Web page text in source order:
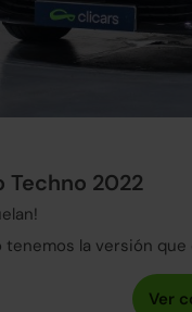
Techno 2022
la versión